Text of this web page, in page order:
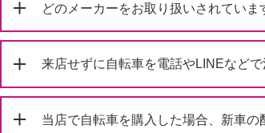
どのメーカーをお取り扱いされていま
来店せずに自転車を電話やLINEなど
当店で自転車を購入した場合、新車